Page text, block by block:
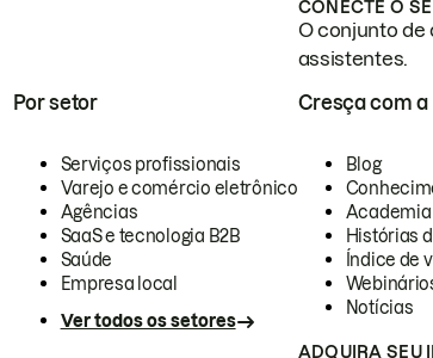
CONECTE O
O conjunto de
assistentes.
Por setor
Serviços profissionais
Varejo e comércio eletrônico
Agências
SaaS e tecnologia B2B
Saúde
Empresa local
Ver todos os setores
Cresça com a
Blog
Academia
Histórias
Índice de
Notícias
ADQUIRA SEU